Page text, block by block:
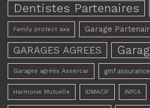
Dentistes Partenaires
Family protect axa Garage
GARAGES AGREES
Garages agréés Assercar gmf assurance
Harmonie Mutuelle IDMACIF INPCA